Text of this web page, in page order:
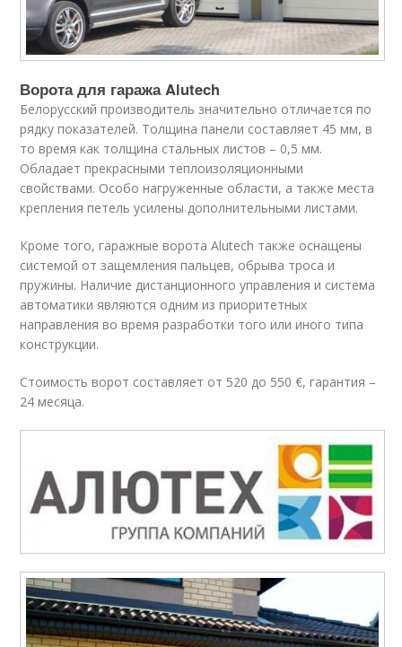
Ворота для гаража Alutech
Белорусский производитель значительно отличается по
рядку показателей. Толщина панели составляет 45 мм, в
то время как толщина стальных листов – 0,5 мм.
Обладает прекрасными теплоизоляционными
свойствами. Особо нагруженные области, а также места
крепления петель усилены дополнительными листами.
Кроме того, гаражные ворота Alutech также оснащены
системой от защемления пальцев, обрыва троса и
пружины. Наличие дистанционного управления и система
автоматики являются одним из приоритетных
направления во время разработки того или иного типа
конструкции.
Стоимость ворот составляет от 520 до 550 €, гарантия –
24 месяца.